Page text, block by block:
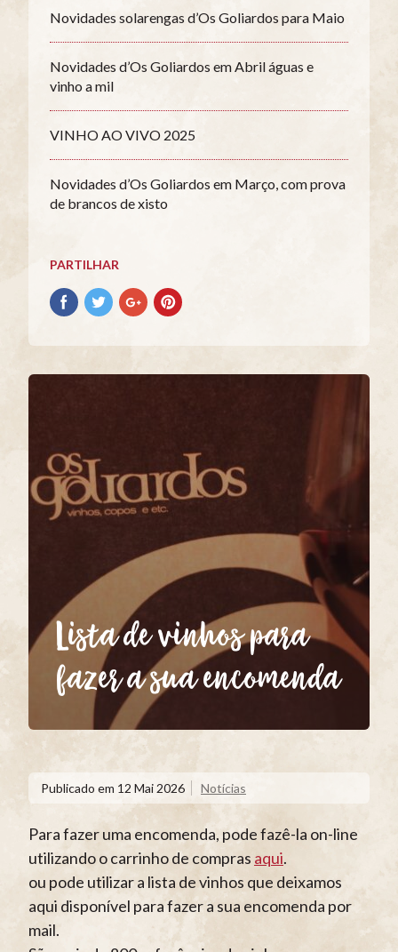
Novidades solarengas d’Os Goliardos para Maio
Novidades d’Os Goliardos em Abril águas e
vinho a mil
VINHO AO VIVO 2025
Novidades d’Os Goliardos em Março, com prova
de brancos de xisto
PARTILHAR
Partilhar
no
Partilhar
no
Partilhar
no
Partilhar
no
Lista de vinhos para
fazer a sua encomenda
Publicado em 12 Mai 2026 Notícias
Para fazer uma encomenda, pode fazê-la on-line
utilizando o carrinho de compras aqui.
ou pode utilizar a lista de vinhos que deixamos
aqui disponível para fazer a sua encomenda por
mail.